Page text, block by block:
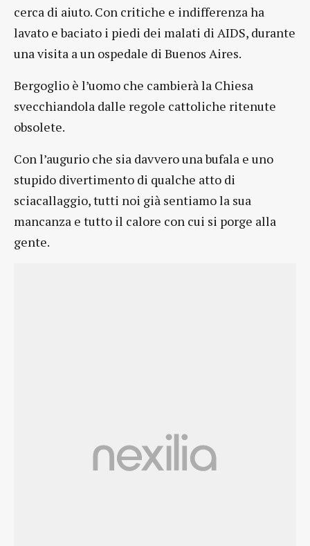
cerca di aiuto. Con critiche e indifferenza ha
lavato e baciato i piedi dei malati di AIDS, durante
una visita a un ospedale di Buenos Aires.
Bergoglio è l’uomo che cambierà la Chiesa
svecchiandola dalle regole cattoliche ritenute
obsolete.
Con l’augurio che sia davvero una bufala e uno
stupido divertimento di qualche atto di
sciacallaggio, tutti noi già sentiamo la sua
mancanza e tutto il calore con cui si porge alla
gente.